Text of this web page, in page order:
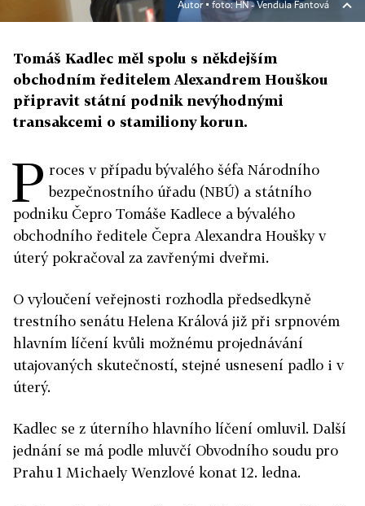
Autor ▪ foto: HN - Vendula Fantová
Tomáš Kadlec měl spolu s někdejším
obchodním ředitelem Alexandrem Houškou
připravit státní podnik nevýhodnými
transakcemi o stamiliony korun.
P roces v případu bývalého šéfa Národního
bezpečnostního úřadu (NBÚ) a státního
podniku Čepro Tomáše Kadlece a bývalého
obchodního ředitele Čepra Alexandra Houšky v
úterý pokračoval za zavřenými dveřmi.
O vyloučení veřejnosti rozhodla předsedkyně
trestního senátu Helena Králová již při srpnovém
hlavním líčení kvůli možnému projednávání
utajovaných skutečností, stejné usnesení padlo i v
úterý.
Kadlec se z úterního hlavního líčení omluvil. Další
jednání se má podle mluvčí Obvodního soudu pro
Prahu 1 Michaely Wenzlové konat 12. ledna.